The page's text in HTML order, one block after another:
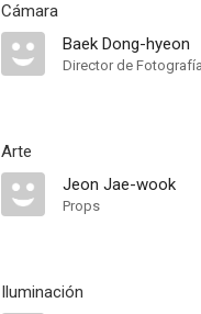
Cámara
Baek Dong-hyeon
Director de Fotografía
Arte
Jeon Jae-wook
Props
Iluminación